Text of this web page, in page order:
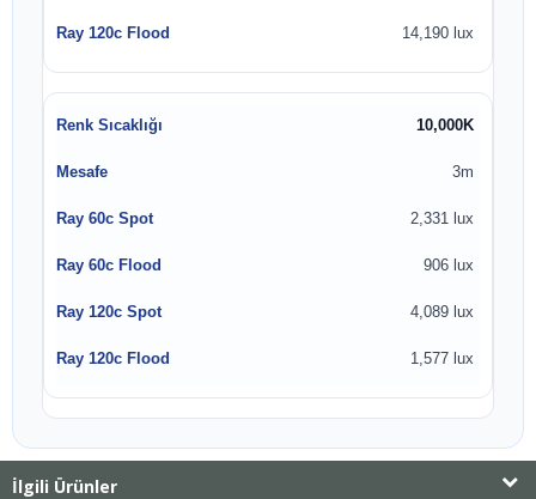
14,190 lux
10,000K
3m
2,331 lux
906 lux
4,089 lux
1,577 lux
İlgili Ürünler